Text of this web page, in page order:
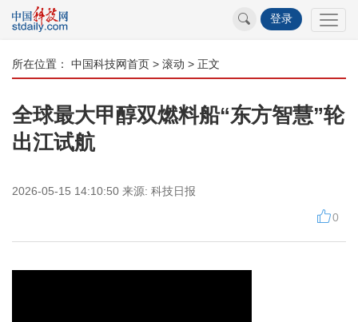
登录
所在位置： 中国科技网首页 > 滚动 > 正文
全球最大甲醇双燃料船“东方智慧”轮
出江试航
2026-05-15 14:10:50 来源: 科技日报
0